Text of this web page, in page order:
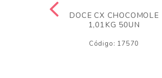
DOCE CX CHOCOMOLE
1,01KG 50UN
Código: 17570